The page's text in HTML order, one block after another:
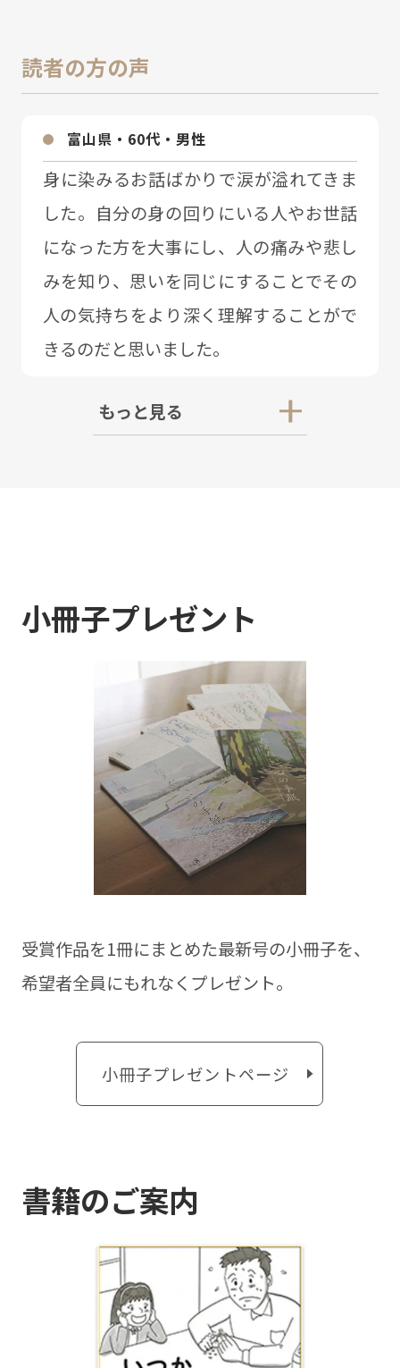
読者の方の声
富⼭県・60代・男性
⾝に染みるお話ばかりで涙が溢れてきま
した。⾃分の⾝の回りにいる⼈やお世話
になった⽅を⼤事にし、⼈の痛みや悲し
みを知り、思いを同じにすることでその
⼈の気持ちをより深く理解することがで
きるのだと思いました。
もっと見る
小冊子プレゼント
受賞作品を1冊にまとめた最新号の⼩冊⼦を、
希望者全員にもれなくプレゼント。
小冊子プレゼントページ
書籍のご案内